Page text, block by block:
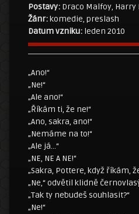
Postavy: Draco Malfoy,
Žánr:komedie, preslash
Datum vzniku: leden 2010
„Ano!“
„Ne!“
„Ale ano!“
„Říkám ti, že ne!“
„Ano, sakra, ano!“
„Nemáme na to!“
„Ale já…“
„NE, NE A NE!“
„Sakra, Pottere, když říkám,
„Ne,“ odvětil klidně
„Tak ty nebudeš souhlasit?“
„Ne!“